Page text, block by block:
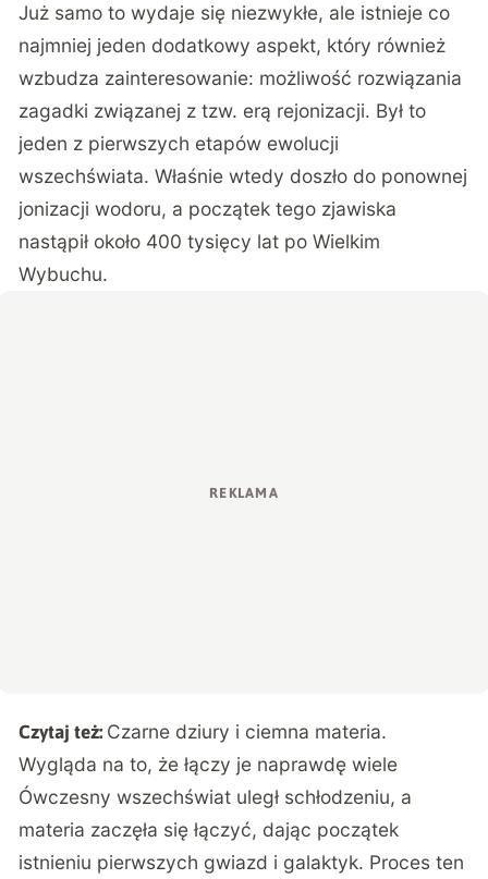
Już samo to wydaje się niezwykłe, ale istnieje co
najmniej jeden dodatkowy aspekt, który również
wzbudza zainteresowanie: możliwość rozwiązania
zagadki związanej z tzw. erą rejonizacji. Był to
jeden z pierwszych etapów ewolucji
wszechświata. Właśnie wtedy doszło do ponownej
jonizacji wodoru, a początek tego zjawiska
nastąpił około 400 tysięcy lat po Wielkim
Wybuchu.
Czytaj też: Czarne dziury i ciemna materia.
Wygląda na to, że łączy je naprawdę wiele
Ówczesny wszechświat uległ schłodzeniu, a
materia zaczęła się łączyć, dając początek
istnieniu pierwszych gwiazd i galaktyk. Proces ten